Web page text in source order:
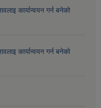
कार्यान्वयन गर्न बनेको
कार्यान्वयन गर्न बनेको